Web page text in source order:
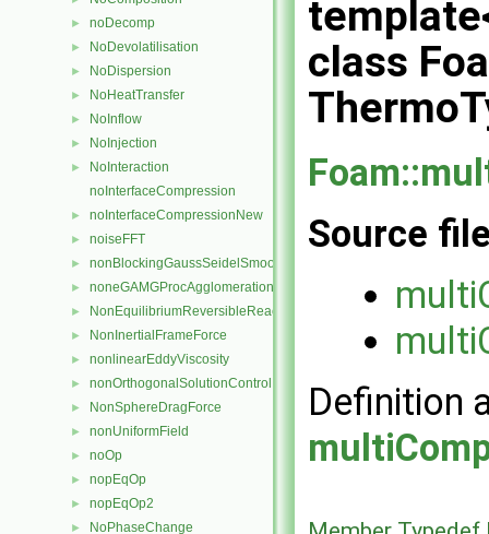
► noDecomp
► NoDevolatilisation
► NoDispersion
► NoHeatTransfer
► NoInflow
► NoInjection
►
NoInteraction
noInterfaceCompression
► noInterfaceCompressionNew
► noiseFFT
► nonBlockingGaussSeidelSmoother
► noneGAMGProcAgglomeration
► NonEquilibriumReversibleReaction
► NonInertialFrameForce
► nonlinearEddyViscosity
► nonOrthogonalSolutionControl
► NonSphereDragForce
► nonUniformField
► noOp
► nopEqOp
► nopEqOp2
► NoPhaseChange
class
Source
Definition